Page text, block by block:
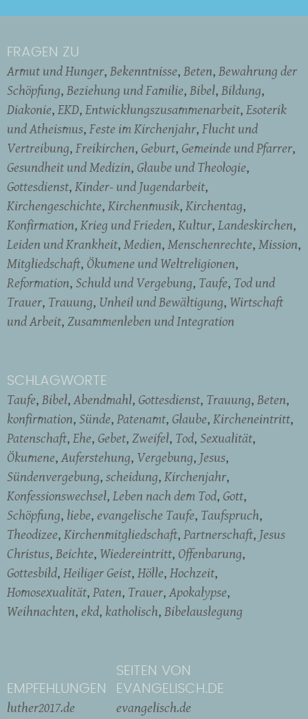
FRAGEN ZU
Armut und Hunger Bekenntnisse Beten Bewahrung der
Schöpfung Beziehung und Familie Bibel Bildung
Diakonie EKD Entwicklungszusammenarbeit Esoterik
und Atheismus Feste im Kirchenjahr Flucht und
Vertreibung Freikirchen Geburt Gemeinde und Pfarrer
Gesundheit und Medizin Glaube und Theologie
Gottesdienst Kinder- und Jugendarbeit
Kirchengeschichte Kirchenmusik Kirchentag
Konfirmation Krieg und Frieden Kultur Landeskirchen
Leiden und Krankheit Medien Menschenrechte Mission
Mitgliedschaft Ökumene und Weltreligionen
Reformation Schuld und Vergebung Taufe Tod und
Trauer Trauung Unheil und Bewältigung Wirtschaft
und Arbeit Zusammenleben und Integration
SCHLAGWORTE
Taufe Bibel Abendmahl Gottesdienst Trauung Beten
konfirmation Sünde Patenamt Glaube Kircheneintritt
Patenschaft Ehe Gebet Zweifel Tod Sexualität
Ökumene Auferstehung Vergebung Jesus
Sündenvergebung scheidung Kirchenjahr
Konfessionswechsel Leben nach dem Tod Gott
Schöpfung liebe evangelische Taufe Taufspruch
Theodizee Kirchenmitgliedschaft Partnerschaft Jesus
Christus Beichte Wiedereintritt Offenbarung
Gottesbild Heiliger Geist Hölle Hochzeit
Homosexualität Paten Trauer Apokalypse
Weihnachten ekd katholisch Bibelauslegung
EMPFEHLUNGEN
luther2017.de
SEITEN VON
EVANGELISCH.DE
evangelisch.de